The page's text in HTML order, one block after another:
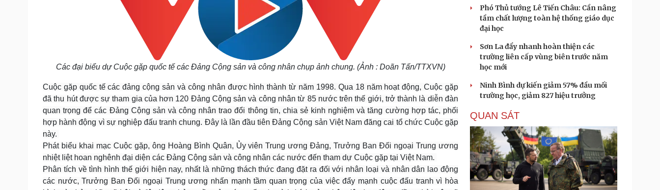
Kể chuyện cho bé
Hạt giống tâm hồn
Cải chính
Các đại biểu dự Cuộc gặp quốc tế các Đảng Cộng sản và công nhân chụp ảnh chung. (Ảnh : Doãn Tấn/TTXVN)
Cuộc gặp quốc tế các đảng cộng sản và công nhân được hình thành từ năm 1998. Qua 18 năm hoạt động, Cuộc gặp
đã thu hút được sự tham gia của hơn 120 Đảng Cộng sản và công nhân từ 85 nước trên thế giới, trở thành là diễn đàn
quan trọng để các Đảng Cộng sản và công nhân trao đổi thông tin, chia sẻ kinh nghiệm và tăng cường hợp tác, phối
hợp hành động vì sự nghiệp đấu tranh chung. Đây là lần đầu tiên Đảng Cộng sản Việt Nam đăng cai tổ chức Cuộc gặp
này.
Phát biểu khai mạc Cuộc gặp, ông Hoàng Bình Quân, Ủy viên Trung ương Đảng, Trưởng Ban Đối ngoại Trung ương
nhiệt liệt hoan nghênh đại diện các Đảng Cộng sản và công nhân các nước đến tham dự Cuộc gặp tại Việt Nam.
Phân tích về tình hình thế giới hiện nay, nhất là những thách thức đang đặt ra đối với nhân loại và nhân dân lao động
các nước, Trưởng Ban Đối ngoại Trung ương nhấn mạnh tầm quan trọng của việc đẩy mạnh cuộc đấu tranh vì hòa
Phó Thủ tướng Lê Tiến Châu: Cần nâng
tầm chất lượng toàn hệ thống giáo dục
đại học
Sơn La đẩy nhanh hoàn thiện các
trường liên cấp vùng biên trước năm
học mới
Ninh Bình dự kiến giảm 57% đầu mối
trường học, giảm 827 hiệu trưởng
QUAN SÁT